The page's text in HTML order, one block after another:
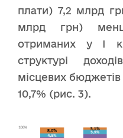
плати) 7,2 млрд
млрд грн)
отриманих у І
структурі
місцевих
10,7% (рис. 3).